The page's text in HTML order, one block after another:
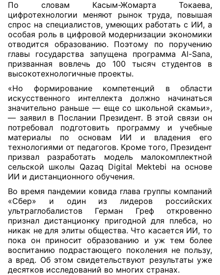
По словам Касым-Жомарта Токаева,
цифротехнологии меняют рынок труда, повышая
спрос на специалистов, умеющих работать с ИИ, а
особая роль в цифровой модернизации экономики
отводится образованию. Поэтому по поручению
главы государства запущена программа Al-Sana,
призванная вовлечь до 100 тысяч студентов в
высокотехнологичные проекты.
«Но формирование компетенций в области
искусственного интеллекта должно начинаться
значительно раньше — еще со школьной скамьи»,
— заявил в Послании Президент. В этой связи он
потребовал подготовить программу и учебные
материалы по основам ИИ и владения его
технологиями от педагогов. Кроме того, Президент
призвал разработать модель малокомплектной
сельской школы Qazaq Digital Mektebi на основе
ИИ и дистанционного обучения.
Во время пандемии ковида глава группы компаний
«Сбер» и один из лидеров российских
ультраглобалистов Герман Греф откровенно
признал дистанционку пригодной для плебса, но
никак не для элиты общества. Что касается ИИ, то
пока он приносит образованию и уж тем более
воспитанию подрастающего поколения не пользу,
а вред. Об этом свидетельствуют результаты уже
десятков исследований во многих странах.